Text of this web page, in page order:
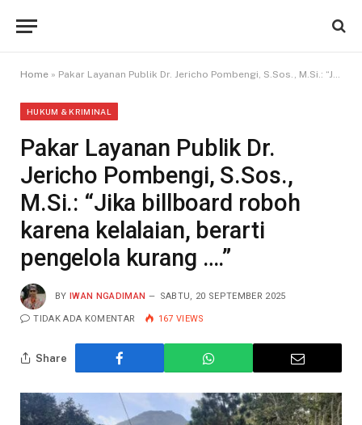
Home » Pakar Layanan Publik Dr. Jericho Pombengi, S.Sos., M.Si.: “Jika billboard roboh karena kelalaian, berarti pengelola kurang ….”
HUKUM & KRIMINAL
Pakar Layanan Publik Dr.
Jericho Pombengi, S.Sos.,
M.Si.: “Jika billboard roboh
karena kelalaian, berarti
pengelola kurang ….”
BY IWAN NGADIMAN SABTU, 20 SEPTEMBER 2025
TIDAK ADA KOMENTAR 167 VIEWS
Share